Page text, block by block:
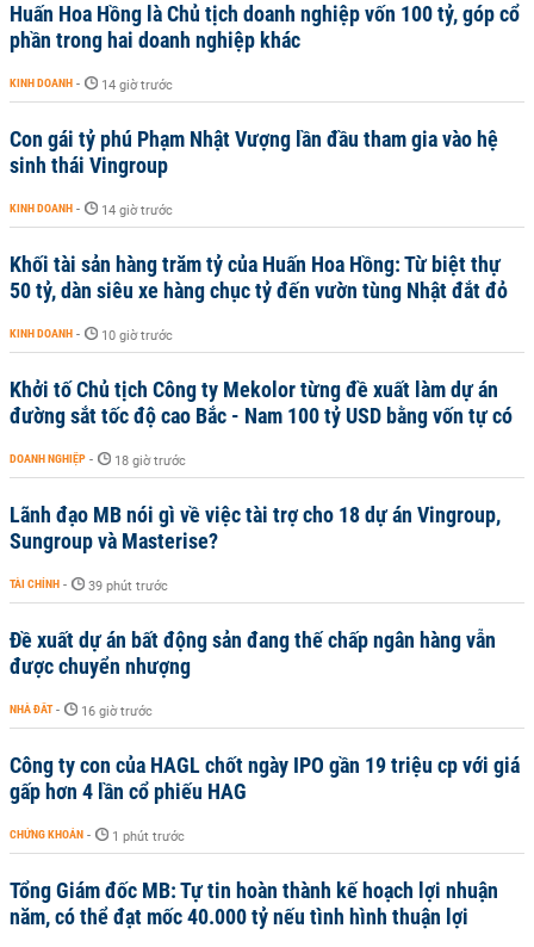
Huấn Hoa Hồng là Chủ tịch doanh nghiệp vốn 100 tỷ, góp cổ
phần trong hai doanh nghiệp khác
KINH DOANH - 14 giờ trước
Con gái tỷ phú Phạm Nhật Vượng lần đầu tham gia vào hệ
sinh thái Vingroup
KINH DOANH - 14 giờ trước
Khối tài sản hàng trăm tỷ của Huấn Hoa Hồng: Từ biệt thự
50 tỷ, dàn siêu xe hàng chục tỷ đến vườn tùng Nhật đắt đỏ
KINH DOANH - 10 giờ trước
Khởi tố Chủ tịch Công ty Mekolor từng đề xuất làm dự án
đường sắt tốc độ cao Bắc - Nam 100 tỷ USD bằng vốn tự có
DOANH NGHIỆP - 18 giờ trước
Lãnh đạo MB nói gì về việc tài trợ cho 18 dự án Vingroup,
Sungroup và Masterise?
TÀI CHÍNH - 39 phút trước
Đề xuất dự án bất động sản đang thế chấp ngân hàng vẫn
được chuyển nhượng
NHÀ ĐẤT - 16 giờ trước
Công ty con của HAGL chốt ngày IPO gần 19 triệu cp với giá
gấp hơn 4 lần cổ phiếu HAG
CHỨNG KHOÁN - 1 phút trước
Tổng Giám đốc MB: Tự tin hoàn thành kế hoạch lợi nhuận
năm, có thể đạt mốc 40.000 tỷ nếu tình hình thuận lợi